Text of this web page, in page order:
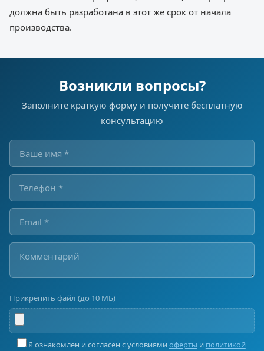
должна быть разработана в этот же срок от начала
производства.
Возникли вопросы?
Заполните краткую форму и получите бесплатную
консультацию
Прикрепить файл (до 10 МБ)
Я ознакомлен и согласен с условиями оферты и политикой